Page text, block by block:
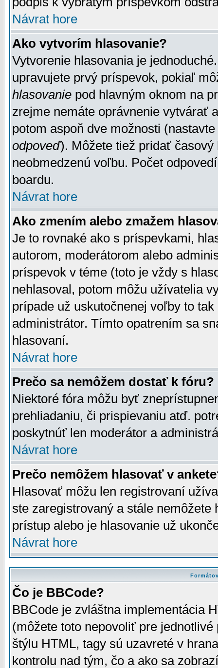
Návrat hore
Ako vytvorím hlasovanie?
Vytvorenie hlasovania je
upravujete prvý príspevok, pokiaľ
hlasovanie pod hlavným oknom na
zrejme nemáte oprávnenie vytvárať
potom aspoň dve možnosti
odpoveď). Môžete tiež pridať
neobmedzenú voľbu. Počet
boardu.
Návrat hore
Ako zmením alebo zmažem
Je to rovnaké ako s príspevkami,
autorom, moderátorom alebo
príspevok v téme (toto je vždy s
nehlasoval, potom môžu užívatelia
prípade už uskutočnenej voľby to
administrátor. Tímto opatrením sa
hlasovaní.
Návrat hore
Prečo sa nemôžem dostať k fóru?
Niektoré fóra môžu byť
prehliadaniu, či prispievaniu atď.
poskytnúť len moderátor a
Návrat hore
Prečo nemôžem hlasovať v
Hlasovať môžu len registrovaní
ste zaregistrovaný a stále
prístup alebo je hlasovanie už
Návrat hore
Čo je BBCode?
BBCode je zvláštna implementácia
(môžete toto nepovoliť pre
štýlu HTML, tagy sú uzavreté v
kontrolu nad tým, čo a ako sa